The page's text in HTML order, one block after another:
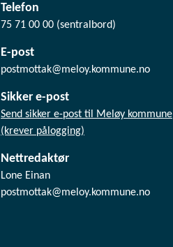
Telefon
75 71 00 00 (sentralbord)
E-post
postmottak@meloy.kommune.no
Sikker e-post
Send sikker e-post til Meløy kommune
(krever pålogging)
Nettredaktør
Lone Einan
postmottak@meloy.kommune.no